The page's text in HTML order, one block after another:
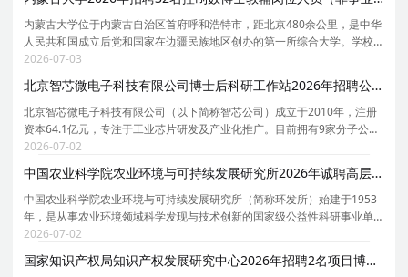
内蒙古大学位于内蒙古自治区首府呼和浩特市，距北京480余公里，是中华
人民共和国成立后党和国家在边疆民族地区创办的第一所综合大学。学校
创办于1957年，时任国务院副总理、自治区主席乌兰夫任首任校长。学校
于1962年招收研究生，1978年被确定为全国88所重点
2026-07-03
北京智芯微电子科技有限公司博士后科研工作站2026年招聘公告
北京智芯微电子科技有限公司（以下简称智芯公司）成立于2010年，注册
资本64.1亿元，专注于工业芯片研发及产业化推广。目前拥有9家分子公司
（广州分公司、深圳市国电科技通信有限公司、青岛智芯半导体科技有限
公司、杭州万高科技股份有限公司、北京智芯半导体
2026-07-02
中国农业科学院农业环境与可持续发展研究所2026年诚聘高层次优秀人才公告
中国农业科学院农业环境与可持续发展研究所（简称环发所）始建于1953
年，是从事农业环境领域科学发现与技术创新的国家级公益性科研事业单
位。环发所以破解现代农业发展中水、土、气、生等核心环境制约因素为
核心切入点，聚焦气候韧性农业、引领绿色低碳转型
2026-07-02
国家知识产权局知识产权发展研究中心2026年招聘2名项目博士后公告